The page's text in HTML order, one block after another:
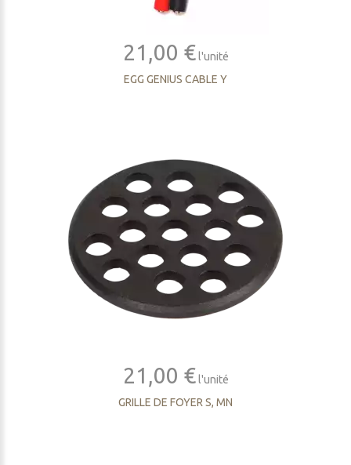
21,00 € l'unité
EGG GENIUS CABLE Y
21,00 € l'unité
GRILLE DE FOYER S, MN